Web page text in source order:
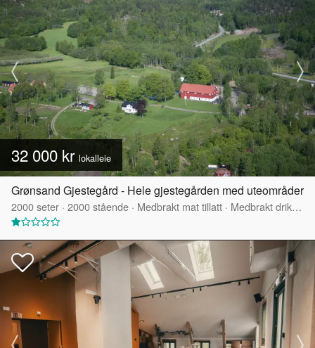
32 000 kr lokalleie
Grønsand Gjestegård - Hele gjestegården med uteområder
2000seter · 2000stående · Medbrakt mat tillatt · Medbrakt drikke tillatt